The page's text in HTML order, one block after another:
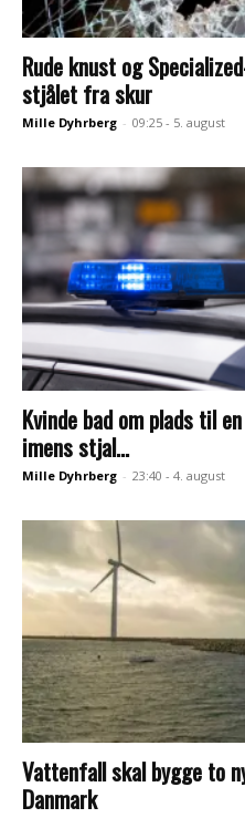
Rude knust og
stjålet fra skur
Mille Dyhrberg - 09:25 - 5. august
Kvinde bad om plads til
imens stjal...
Mille Dyhrberg - 23:40 - 4. august
Vattenfall skal bygge to
Danmark